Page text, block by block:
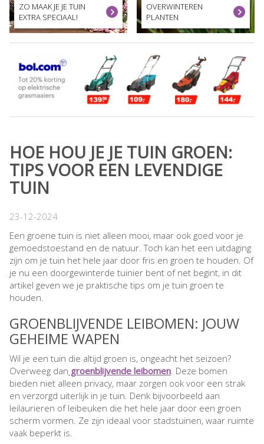
ZO MAAK JE JE TUIN
EXTRA SPECIAAL!
OVERWINTEREN
PLANTEN
HOE HOU JE JE TUIN GROEN:
TIPS VOOR EEN LEVENDIGE
TUIN
23-12-2024
Een groene tuin is niet alleen mooi, maar ook goed voor je
gemoedstoestand en de natuur. Toch kan het een uitdaging
zijn om je tuin het hele jaar door fris en groen te houden. Of
je nu een doorgewinterde tuinier bent of net begint, in dit
artikel geven we je praktische tips om je tuin groen te
houden.
GROENBLIJVENDE LEIBOMEN: JOUW
GEHEIME WAPEN
Wil je een tuin die altijd groen is, ongeacht het seizoen?
Overweeg dan groenblijvende leibomen . Deze bomen
bieden niet alleen privacy, maar zorgen ook voor een strak
en verzorgd uiterlijk in je tuin. Denk bijvoorbeeld aan
leilaurieren of leibeuken die het hele jaar door een groen
scherm vormen. Ze zijn ideaal voor stadstuinen, waar ruimte
vaak beperkt is.